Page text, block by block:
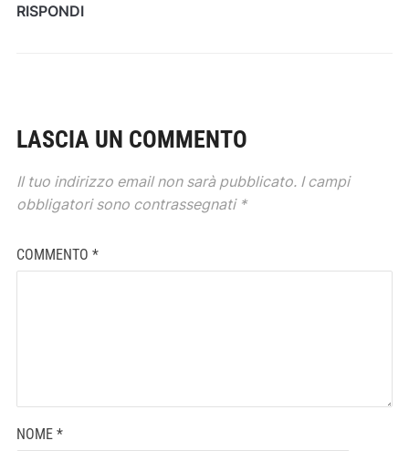
RISPONDI
LASCIA UN COMMENTO
Il tuo indirizzo email non sarà pubblicato. I campi
obbligatori sono contrassegnati *
COMMENTO *
NOME *